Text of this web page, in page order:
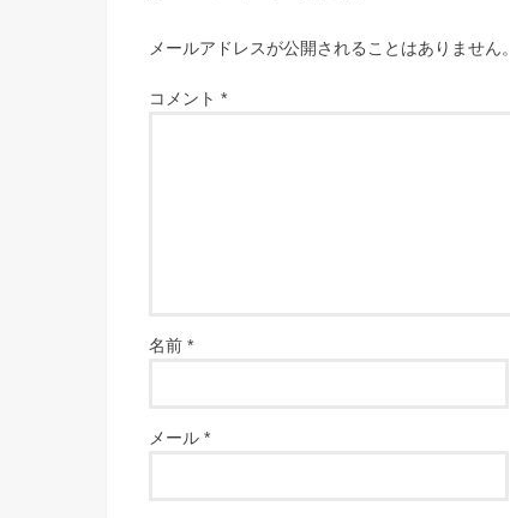
メールアドレスが公開されることはありません。
コメント *
名前 *
メール *